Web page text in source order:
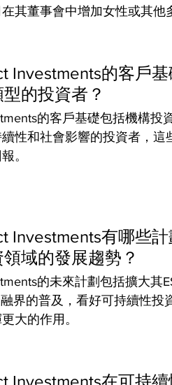
其董事會中增加女性或其他
Investments的客戶
的投資者？
的客戶基礎包括機構
性和社會影響的投資者，
。
Investments有哪些
域的發展趨勢？
的未來計劃包括擴大其
界的普及，看好可持續性
大的作用。
Investments在可持